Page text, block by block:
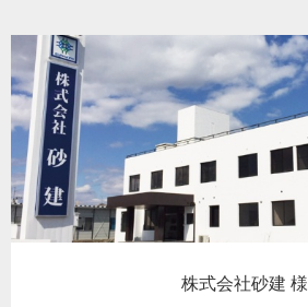
株式会社砂建 様